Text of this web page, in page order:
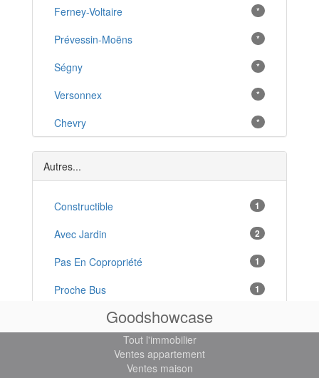
Ferney-Voltaire *
Prévessin-Moëns *
Ségny *
Versonnex *
Chevry *
Sauverny *
Cessy *
Saint-Genis-Pouilly *
Échenevex *
Crozet *
Grilly *
Autres...
Constructible 1
Avec Jardin 2
Pas En Copropriété 1
Proche Bus 1
Goodshowcase
Tout l'immobilier
Ventes appartement
Ventes maison